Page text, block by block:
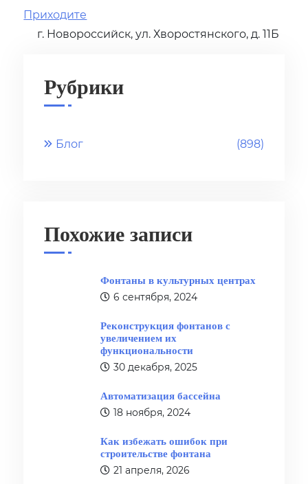
Приходите
г. Новороссийск, ул. Хворостянского, д. 11Б
Рубрики
Блог (898)
Похожие записи
Фонтаны в культурных центрах
6 сентября, 2024
Реконструкция фонтанов с
увеличением их
функциональности
30 декабря, 2025
Автоматизация бассейна
18 ноября, 2024
Как избежать ошибок при
строительстве фонтана
21 апреля, 2026